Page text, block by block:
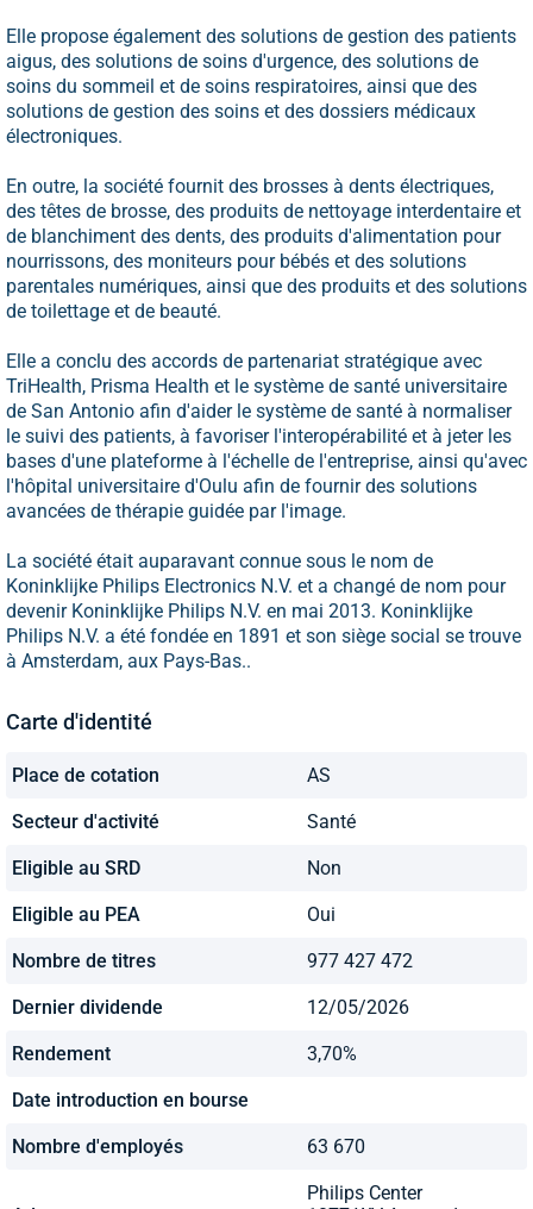
Elle propose également des solutions de gestion des patients
aigus, des solutions de soins d'urgence, des solutions de
soins du sommeil et de soins respiratoires, ainsi que des
solutions de gestion des soins et des dossiers médicaux
électroniques.
En outre, la société fournit des brosses à dents électriques,
des têtes de brosse, des produits de nettoyage interdentaire et
de blanchiment des dents, des produits d'alimentation pour
nourrissons, des moniteurs pour bébés et des solutions
parentales numériques, ainsi que des produits et des solutions
de toilettage et de beauté.
Elle a conclu des accords de partenariat stratégique avec
TriHealth, Prisma Health et le système de santé universitaire
de San Antonio afin d'aider le système de santé à normaliser
le suivi des patients, à favoriser l'interopérabilité et à jeter les
bases d'une plateforme à l'échelle de l'entreprise, ainsi qu'avec
l'hôpital universitaire d'Oulu afin de fournir des solutions
avancées de thérapie guidée par l'image.
La société était auparavant connue sous le nom de
Koninklijke Philips Electronics N.V. et a changé de nom pour
devenir Koninklijke Philips N.V. en mai 2013. Koninklijke
Philips N.V. a été fondée en 1891 et son siège social se trouve
à Amsterdam, aux Pays-Bas..
Carte d'identité
Place de cotation AS
Secteur d'activité Santé
Eligible au SRD Non
Eligible au PEA Oui
Nombre de titres 977 427 472
Dernier dividende 12/05/2026
Rendement 3,70%
Date introduction en bourse
Nombre d'employés 63 670
Philips Center